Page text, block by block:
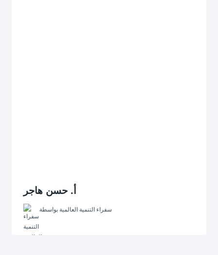
أ. حسن هاجر
بواسطة سفراء التنمية العالمية